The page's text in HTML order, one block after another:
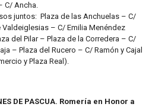
C/ Ancha.
juntos: Plaza de las Anchuelas – C/
Valdeiglesias – C/ Emilia Menéndez
del Pilar – Plaza de la Corredera – C/
– Plaza del Rucero – C/ Ramón y Cajal
y Plaza Real).
DE PASCUA. Romería en Honor a